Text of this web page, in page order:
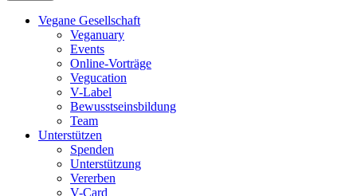
Vegane Gesellschaft
Veganuary
Events
Online-Vorträge
Vegucation
V-Label
Bewusstseinsbildung
Team
Unterstützen
Spenden
Unterstützung
Vererben
V-Card